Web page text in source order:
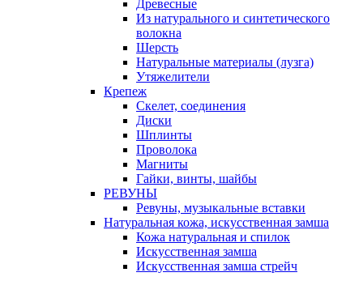
Древесные
Из натурального и синтетического
волокна
Шерсть
Натуральные материалы (лузга)
Утяжелители
Крепеж
Скелет, соединения
Диски
Шплинты
Проволока
Магниты
Гайки, винты, шайбы
РЕВУНЫ
Ревуны, музыкальные вставки
Натуральная кожа, искусственная замша
Кожа натуральная и спилок
Искусственная замша
Искусственная замша стрейч